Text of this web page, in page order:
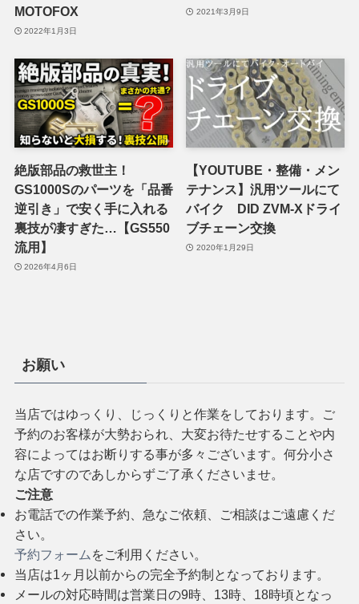
MOTOFOX
2022年1月3日
2021年3月9日
絶版部品の救世主！
GS1000Sのパーツを「品番
逆引き」で安く手に入れる
裏技が凄すぎた…【GS550
流用】
2026年4月6日
【YOUTUBE・整備・メン
テナンス】汎用ツールにて
バイク DID ZVM-Xドライ
ブチェーン交換
2020年1月29日
お願い
当店ではゆっくり、じっくりと作業をしております。ご
予約のお客様が大勢おられ、大変お待たせすることや内
容によってはお断りする事が多々ございます。何分小さ
な店ですのであしからずご了承くださいませ。
ご注意
お電話での作業予約、急なご依頼、ご相談はご遠慮くだ
さい。
予約フォーム をご利用ください。
当店は1ヶ月以前からの完全予約制となっております。
メールの対応時間は営業日の9時、13時、18時頃となっ